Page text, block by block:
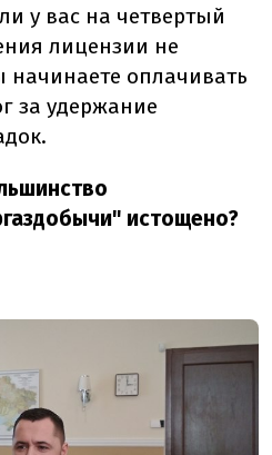
у вас на четвертый
лицензии не
оплачивать
за удержание
истощено?